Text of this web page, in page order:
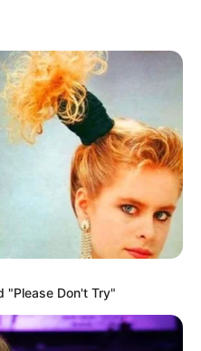
"Please Don't Try"